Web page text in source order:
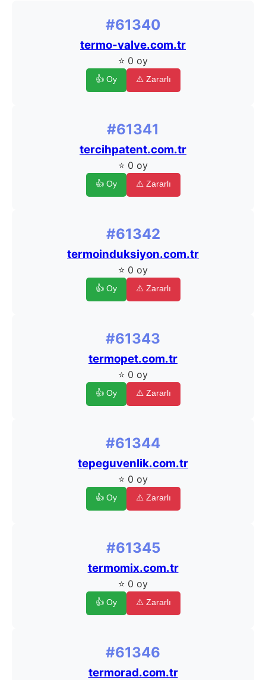
#61340
termo-valve.com.tr
⭐ 0 oy
👍 Oy ⚠️ Zararlı
#61341
tercihpatent.com.tr
⭐ 0 oy
👍 Oy ⚠️ Zararlı
#61342
termoinduksiyon.com.tr
⭐ 0 oy
👍 Oy ⚠️ Zararlı
#61343
termopet.com.tr
⭐ 0 oy
👍 Oy ⚠️ Zararlı
#61344
tepeguvenlik.com.tr
⭐ 0 oy
👍 Oy ⚠️ Zararlı
#61345
termomix.com.tr
⭐ 0 oy
👍 Oy ⚠️ Zararlı
#61346
termorad.com.tr